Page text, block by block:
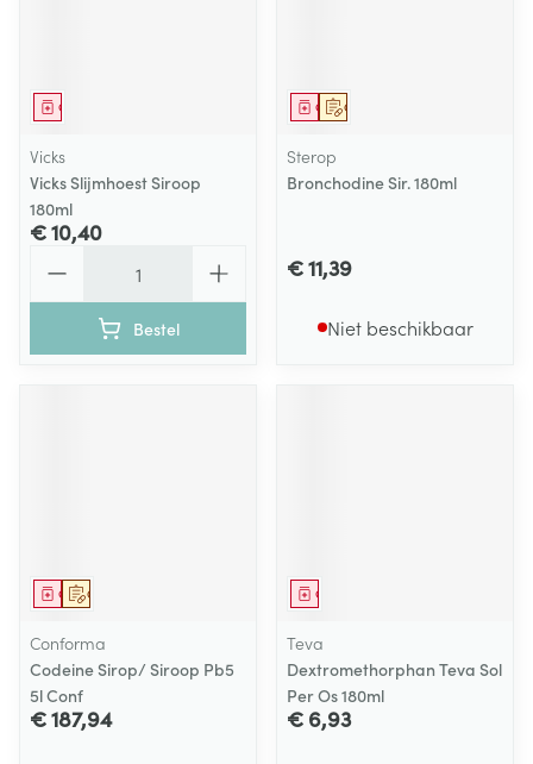
Geneesmiddel
Vicks
Vicks Slijmhoest Siroop
180ml
€ 10,40
Bestel
Op voorschrift
Geneesmiddel
Sterop
Bronchodine Sir. 180ml
€ 11,39
Niet beschikbaar
Op voorschrift
Geneesmiddel
Conforma
Codeine Sirop/ Siroop Pb5
5l Conf
€ 187,94
Geneesmiddel
Teva
Dextromethorphan Teva Sol
Per Os 180ml
€ 6,93